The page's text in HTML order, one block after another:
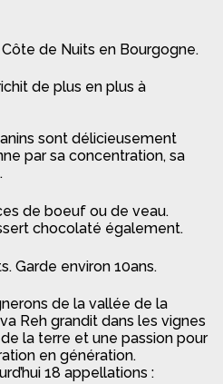
de Nuits en Bourgogne.
de plus en plus à
sont délicieusement
par sa concentration, sa
de boeuf ou de veau.
chocolaté également.
Garde environ 10ans.
de la vallée de la
Reh grandit dans les vignes
la terre et une passion pour
en génération.
18 appellations :